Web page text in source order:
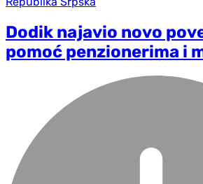
Dodik najavio novo
pomoć penzionerima i